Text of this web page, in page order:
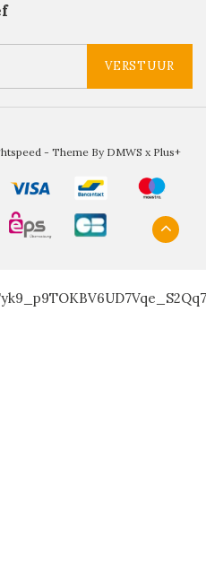
VERSTUUR
- Theme By DMWS x Plus+